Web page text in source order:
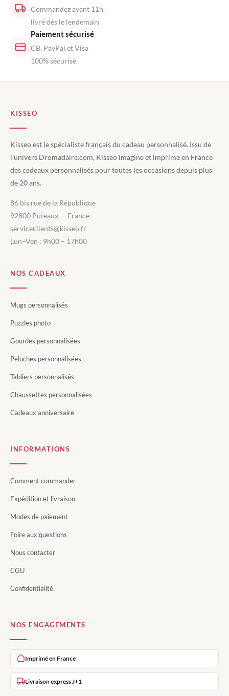
Commandez avant 11h,
livré dès le lendemain
Paiement sécurisé
CB, PayPal et Visa
100% sécurisé
KISSEO
Kisseo est le spécialiste français du cadeau personnalisé. Issu de
l'univers Dromadaire.com, Kisseo imagine et imprime en France
des cadeaux personnalisés pour toutes les occasions depuis plus
de 20 ans.
86 bis rue de la République
92800 Puteaux — France
serviceclients@kisseo.fr
Lun–Ven : 9h00 – 17h00
NOS CADEAUX
Mugs personnalisés
Puzzles photo
Gourdes personnalisées
Peluches personnalisées
Tabliers personnalisés
Chaussettes personnalisées
Cadeaux anniversaire
INFORMATIONS
Comment commander
Expédition et livraison
Modes de paiement
Foire aux questions
Nous contacter
CGU
Confidentialité
NOS ENGAGEMENTS
Imprimé en France
Livraison express J+1